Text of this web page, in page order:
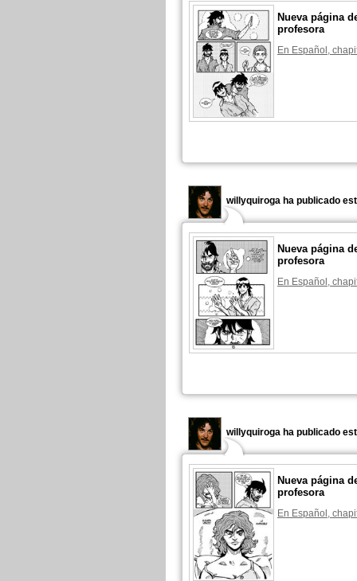
Nueva página
profesora
En Español,
willyquiroga ha publicado
Nueva página
profesora
En Español,
willyquiroga ha publicado
Nueva página
profesora
En Español,